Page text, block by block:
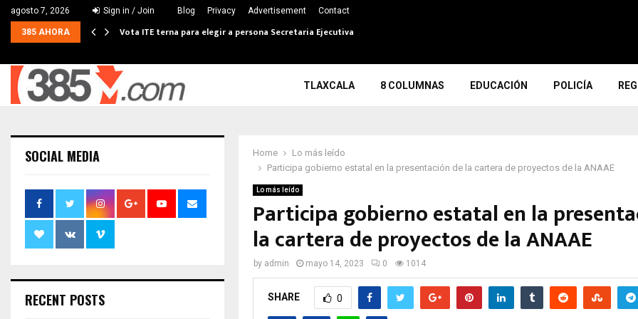
agosto 7, 2026 Sign in / Join Blog Privacy Advertisement Contact
385 AHORA Vota ITE terna para elegir a persona Secretaria Ejecutiva
TLAXCALA 8 COLUMNAS EDUCACIÓN POLICÍA
Home
Lo más leído
Participa gobierno estatal en la presentación de la cartera de proyectos de la ANAAE
Lo más leído
Participa gobierno estatal en la
la cartera de proyectos de la ANAAE
by admin mayo 14, 2023 0 1014
SHARE 0
SOCIAL MEDIA
RECENT POSTS